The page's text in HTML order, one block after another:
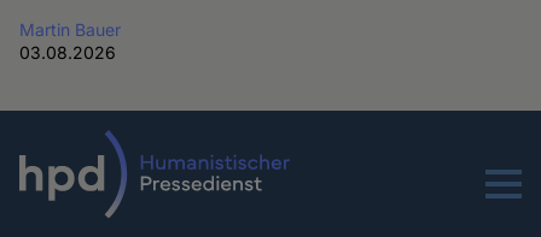
Martin Bauer
03.08.2026
Menu